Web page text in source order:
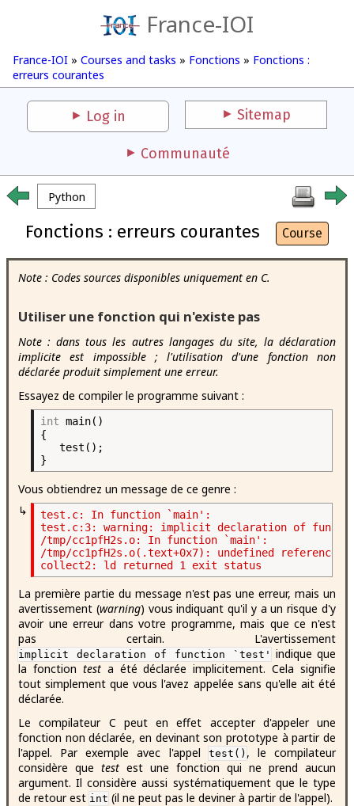
France-IOI
France-IOI » Courses and tasks » Fonctions » Fonctions :
erreurs courantes
Log in Sitemap
Communauté
Python
Fonctions : erreurs courantes Course
Note : Codes sources disponibles uniquement en C.
Utiliser une fonction qui n'existe pas
Note : dans tous les autres langages du site, la déclaration
implicite est impossible ; l'utilisation d'une fonction non
déclarée produit simplement une erreur.
Essayez de compiler le programme suivant :
int main()
{
test();
}
Vous obtiendrez un message de ce genre :
↳
test.c: In function `main':
test.c:3: warning: implicit declaration of
/tmp/cc1pfH2s.o: In function `main':
/tmp/cc1pfH2s.o(.text+0x7): undefined reference
La première partie du message n'est pas une erreur, mais un
avertissement (warning) vous indiquant qu'il y a un risque d'y
avoir une erreur dans votre programme, mais que ce n'est
pas certain. L'avertissement
implicit declaration of function `test' indique que
la fonction testa été déclarée implicitement. Cela signifie
tout simplement que vous l'avez appelée sans qu'elle ait été
déclarée.
Le compilateur C peut en effet accepter d'appeler une
fonction non déclarée, en devinant son prototype à partir de
l'appel. Par exemple avec l'appel
test() , le compilateur
considère que test est une fonction qui ne prend aucun
argument. Il considère aussi systématiquement que le type
de retour est int (il ne peut pas le deviner à partir de l'appel).